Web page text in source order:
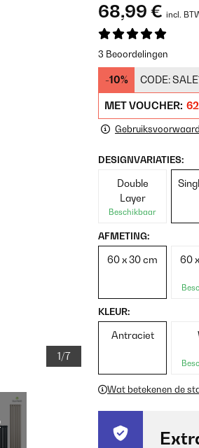
1/7
68,99 € incl.
3 Beoordelingen
-10% CODE:
MET VOUCHER:
DESIGNVARIATIES:
Double
Layer
Beschikbaar
AFMETING:
60 x 30 cm 60
KLEUR:
Antraciet
Wat betekenen de